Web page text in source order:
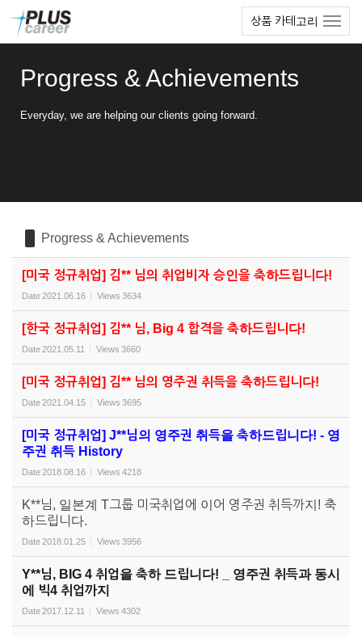
상품 카테고리
Progress & Achievements
Everyday, we are helping our clients going forward.
Progress & Achievements
[미국 정규취업] 김** 님의 취업비자 승인을 축하드립니다!
Date2021.06.16 Views 3634
[한국 정규취업] 김** 님, Big 4 합격을 축하드립니다!
Date2021.05.11 Views 3660
[미국 정규취업] 김** 님의 영주권 취득을 축하드립니다!
Date2021.04.15 Views 3695
[미국 정규취업] J**님의 영주권 취득을 축하드립니다! - 영
주권 취득 History
Date2018.08.16 Views 4218
K**님, 일본계 T그룹 미국취업에 이어 영주권 취득까지! 축
하드립니다.
Date2018.01.25 Views 3956
Y**님, BIG 4 취업을 축하 드립니다! _ 영주권 취득과 동시
에 빅4 취업까지
Date2017.12.11 Views 4302